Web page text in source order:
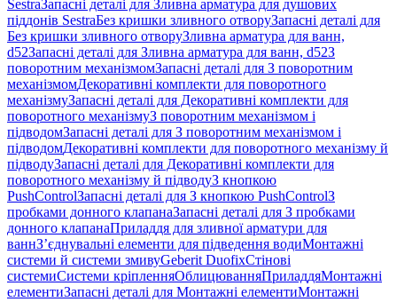
SestraЗапасні деталі для Зливна арматура для душових
піддонів SestraБез кришки зливного отворуЗапасні деталі для
Без кришки зливного отворуЗливна арматура для ванн,
d52Запасні деталі для Зливна арматура для ванн, d52З
поворотним механізмомЗапасні деталі для З поворотним
механізмомДекоративні комплекти для поворотного
механізмуЗапасні деталі для Декоративні комплекти для
поворотного механізмуЗ поворотним механізмом і
підводомЗапасні деталі для З поворотним механізмом і
підводомДекоративні комплекти для поворотного механізму й
підводуЗапасні деталі для Декоративні комплекти для
поворотного механізму й підводуЗ кнопкою
PushControlЗапасні деталі для З кнопкою PushControlЗ
пробками донного клапанаЗапасні деталі для З пробками
донного клапанаПриладдя для зливної арматури для
ваннЗ’єднувальні елементи для підведення водиМонтажні
системи й системи змивуGeberit DuofixСтінові
системиСистеми кріпленняОблицюванняПриладдяМонтажні
елементиЗапасні деталі для Монтажні елементиМонтажні